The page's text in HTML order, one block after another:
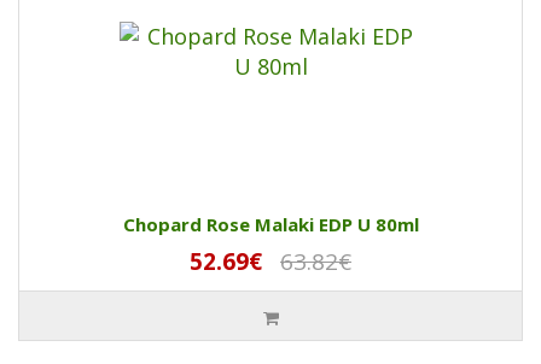
Chopard Rose Malaki EDP U 80ml
52.69€ 63.82€